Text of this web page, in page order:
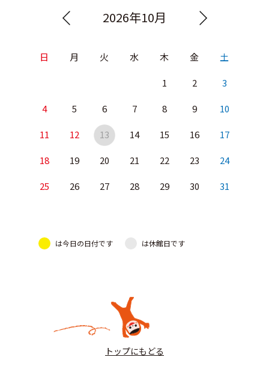
2026年10月
日 月 火 水 木 金 土
1 2 3
4 5 6 7 8 9 10
11 12 13 14 15 16 17
18 19 20 21 22 23 24
25 26 27 28 29 30 31
は今日の日付です は休館日です
トップにもどる